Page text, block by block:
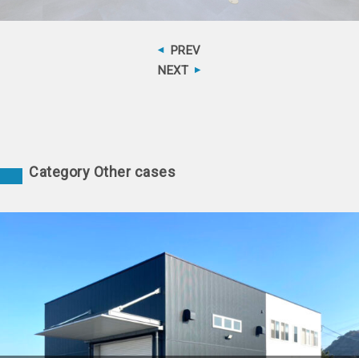
PREV
NEXT
Category Other cases